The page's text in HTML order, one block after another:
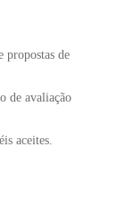
propostas de
de avaliação
aceites.